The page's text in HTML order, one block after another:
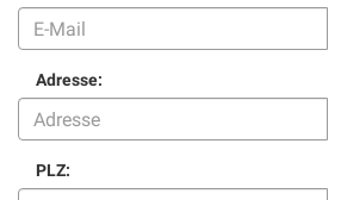
Adresse:
PLZ: